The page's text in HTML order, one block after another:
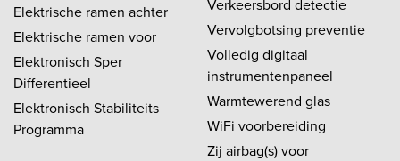
Elektrische ramen achter
Elektrische ramen voor
Elektronisch Sper
Differentieel
Elektronisch Stabiliteits
Programma
Verkeersbord detectie
Vervolgbotsing preventie
Volledig digitaal
instrumentenpaneel
Warmtewerend glas
WiFi voorbereiding
Zij airbag(s) voor